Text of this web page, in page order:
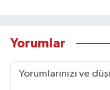
Yorumlar